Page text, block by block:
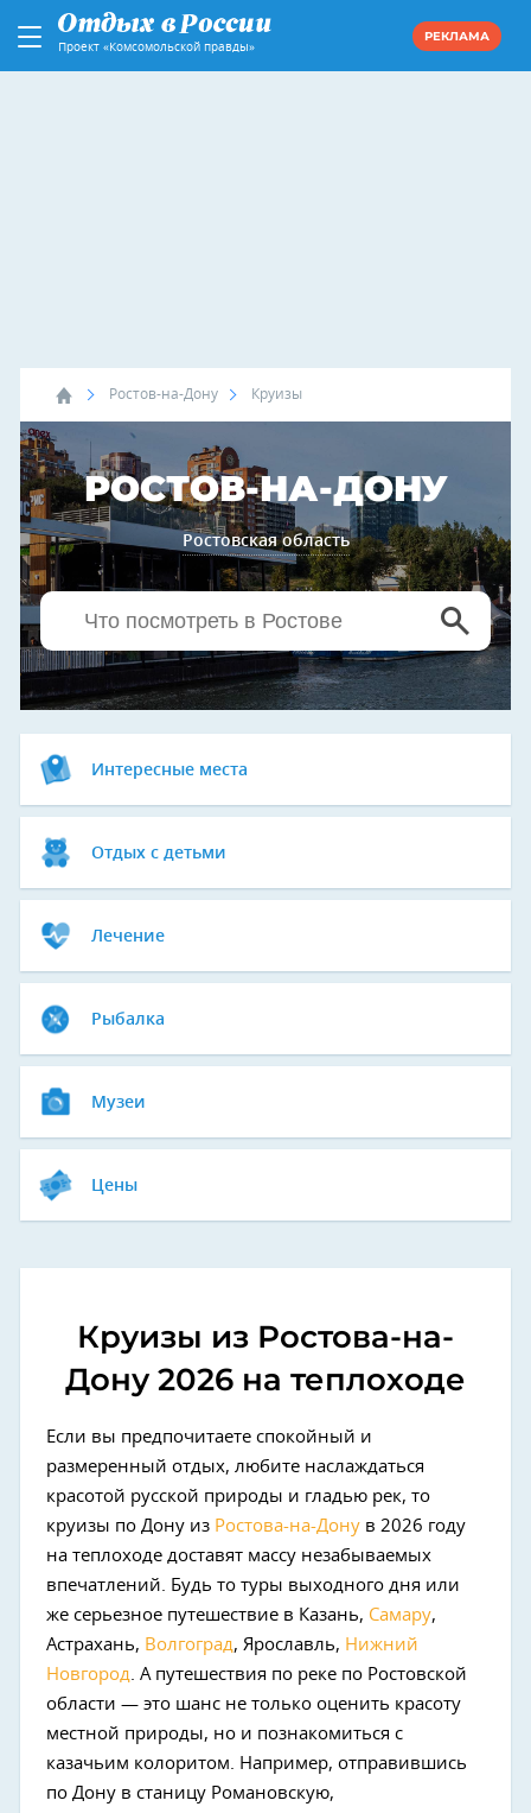
Проект «Комсомольской правды»
РЕКЛАМА
Ростов-на-Дону Круизы
РОСТОВ-НА-ДОНУ
Ростовская область
Интересные места
Отдых с детьми
Лечение
Рыбалка
Музеи
Цены
Круизы из Ростова-на-
Дону 2026 на теплоходе
Если вы предпочитаете спокойный и
размеренный отдых, любите наслаждаться
красотой русской природы и гладью рек, то
круизы по Дону из Ростова-на-Дону в 2026 году
на теплоходе доставят массу незабываемых
впечатлений. Будь то туры выходного дня или
же серьезное путешествие в Казань, Самару,
Астрахань, Волгоград, Ярославль, Нижний
Новгород. А путешествия по реке по Ростовской
области — это шанс не только оценить красоту
местной природы, но и познакомиться с
казачьим колоритом. Например, отправившись
по Дону в станицу Романовскую,